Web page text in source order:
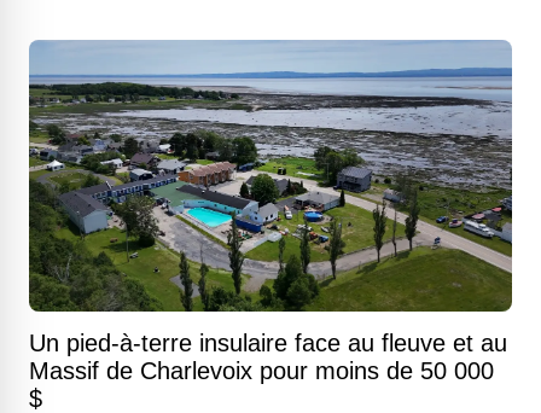
Un pied-à-terre insulaire face au fleuve et au
Massif de Charlevoix pour moins de 50 000
$